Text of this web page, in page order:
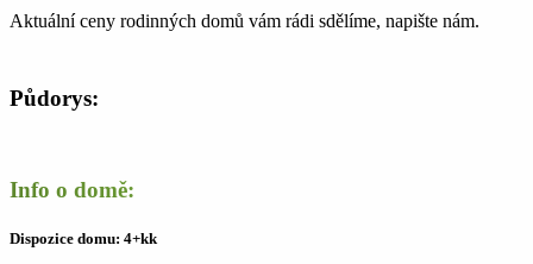
Aktuální ceny rodinných domů vám rádi sdělíme, napište nám.
Půdorys:
Info o domě:
Dispozice domu: 4+kk